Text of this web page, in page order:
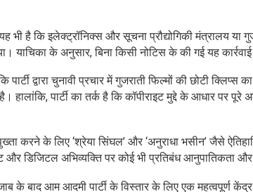
भी है कि इलेक्ट्रॉनिक्स और सूचना प्रौद्योगिकी मंत्रालय
याचिका के अनुसार, बिना किसी नोटिस के की गई यह
पार्टी द्वारा चुनावी प्रचार में गुजराती फिल्मों की छोटी
हालांकि, पार्टी का तर्क है कि कॉपीराइट मुद्दे के आधार
करने के लिए ‘श्रेया सिंघल’ और ‘अनुराधा भसीन’ जैसे
और डिजिटल अभिव्यक्ति पर कोई भी प्रतिबंध आनुपातिकता और
के बाद आम आदमी पार्टी के विस्तार के लिए एक महत्वपूर्ण